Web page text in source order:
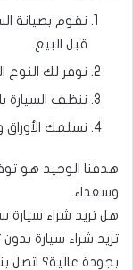
نقوم بصيانة
قبل البيع.
نوفر لك النوع
ننظف السيارة
نسلمك الأوراق
هدفنا الوحيد هو
وسعداء.
هل تريد شراء
تريد شراء سيارة
بجودة عالية؟ اتصل